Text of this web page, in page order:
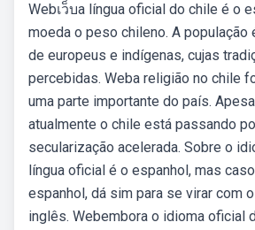
Webเว็บa língua oficial do chile é o
moeda o peso chileno. A população
de europeus e indígenas, cujas
percebidas. Weba religião no chile
uma parte importante do país.
atualmente o chile está passando
secularização acelerada. Sobre o
língua oficial é o espanhol, mas
espanhol, dá sim para se virar com
inglês. Webembora o idioma oficial